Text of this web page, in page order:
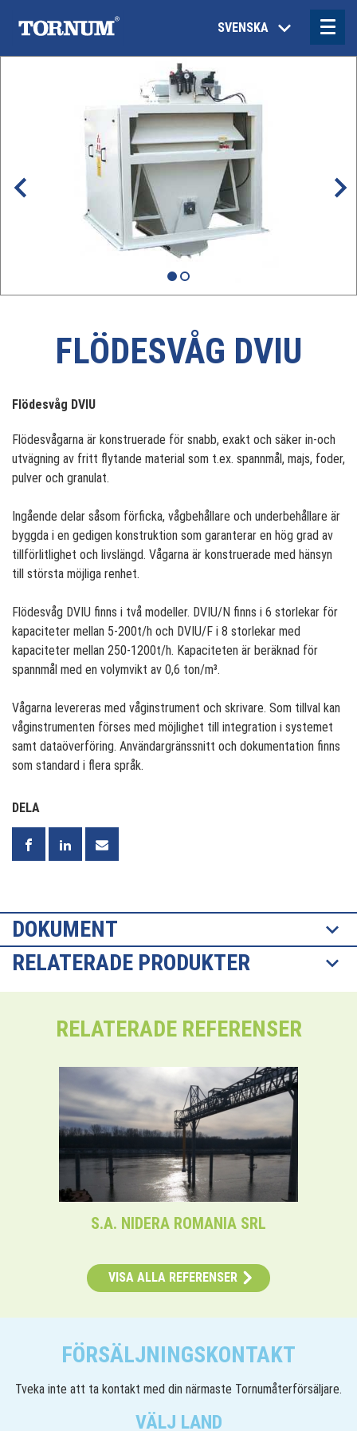
SVENSKA
FLÖDESVÅG DVIU
Flödesvåg DVIU
Flödesvågarna är konstruerade för snabb, exakt och säker in-och
utvägning av fritt flytande material som t.ex. spannmål, majs, foder,
pulver och granulat.
Ingående delar såsom förficka, vågbehållare och underbehållare är
byggda i en gedigen konstruktion som garanterar en hög grad av
tillförlitlighet och livslängd. Vågarna är konstruerade med hänsyn
till största möjliga renhet.
Flödesvåg DVIU finns i två modeller. DVIU/N finns i 6 storlekar för
kapaciteter mellan 5-200t/h och DVIU/F i 8 storlekar med
kapaciteter mellan 250-1200t/h. Kapaciteten är beräknad för
spannmål med en volymvikt av 0,6 ton/m³.
Vågarna levereras med våginstrument och skrivare. Som tillval kan
våginstrumenten förses med möjlighet till integration i systemet
samt dataöverföring. Användargränssnitt och dokumentation finns
som standard i flera språk.
DELA
DOKUMENT
RELATERADE PRODUKTER
RELATERADE REFERENSER
S.A. NIDERA ROMANIA SRL
VISA ALLA REFERENSER
FÖRSÄLJNINGSKONTAKT
Tveka inte att ta kontakt med din närmaste Tornumåterförsäljare.
VÄLJ LAND